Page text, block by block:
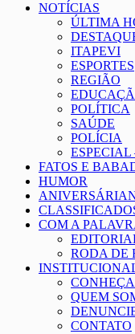
NOTÍCIAS
ÚLTIMA
ITAPEVI
ESPORTES
REGIÃO
POLÍTICA
SAÚDE
POLÍCIA
ESPECIAL
FATOS E
HUMOR
COM A
RODA DE
QUEM
CONTATO